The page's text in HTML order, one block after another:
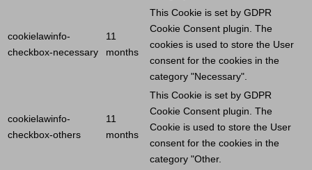
cookielawinfo-
checkbox-necessary
11
months
This Cookie is set by GDPR
Cookie Consent plugin. The
cookies is used to store the User
consent for the cookies in the
category "Necessary".
cookielawinfo-
checkbox-others
11
months
This Cookie is set by GDPR
Cookie Consent plugin. The
Cookie is used to store the User
consent for the cookies in the
category "Other.